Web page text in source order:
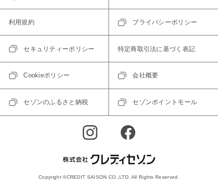
利用規約 プライバシーポリシー
セキュリティーポリシー 特定商取引法に基づく表記
Cookieポリシー 会社概要
セゾンのふるさと納税 セゾンポイントモール
Copyright ©CREDIT SAISON CO.,LTD. All Rights Reserved.